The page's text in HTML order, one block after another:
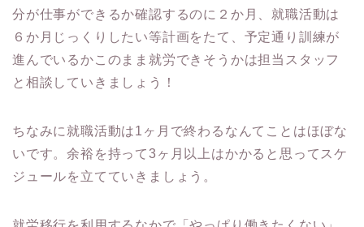
分が仕事ができるか確認するのに２か月、就職活動は
６か月じっくりしたい等計画をたて、予定通り訓練が
進んでいるかこのまま就労できそうかは担当スタッフ
と相談していきましょう！
ちなみに就職活動は1ヶ月で終わるなんてことはほぼな
いです。余裕を持って3ヶ月以上はかかると思ってスケ
ジュールを立てていきましょう。